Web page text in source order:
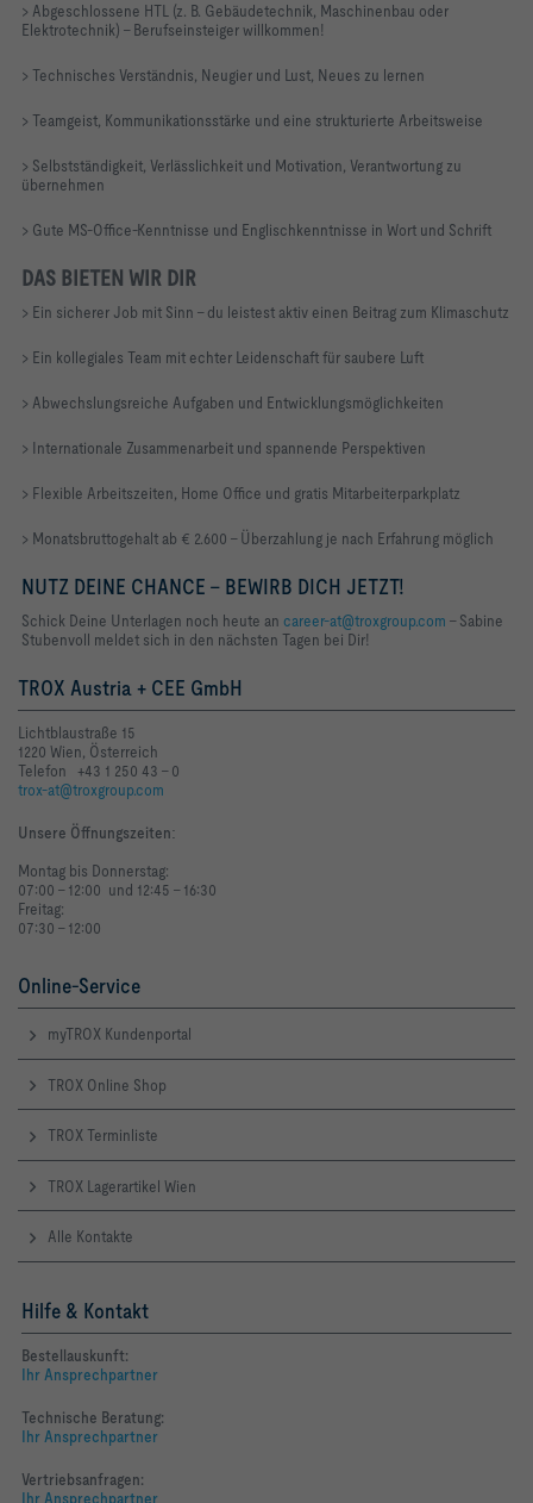
> Abgeschlossene HTL (z. B. Gebäudetechnik, Maschinenbau oder
Elektrotechnik) – Berufseinsteiger willkommen!
> Technisches Verständnis, Neugier und Lust, Neues zu lernen
> Teamgeist, Kommunikationsstärke und eine strukturierte Arbeitsweise
> Selbstständigkeit, Verlässlichkeit und Motivation, Verantwortung zu
übernehmen
> Gute MS-Office-Kenntnisse und Englischkenntnisse in Wort und Schrift
DAS BIETEN WIR DIR
> Ein sicherer Job mit Sinn – du leistest aktiv einen Beitrag zum Klimaschutz
> Ein kollegiales Team mit echter Leidenschaft für saubere Luft
> Abwechslungsreiche Aufgaben und Entwicklungsmöglichkeiten
> Internationale Zusammenarbeit und spannende Perspektiven
> Flexible Arbeitszeiten, Home Office und gratis Mitarbeiterparkplatz
> Monatsbruttogehalt ab € 2.600 – Überzahlung je nach Erfahrung möglich
NUTZ DEINE CHANCE - BEWIRB DICH JETZT!
Schick Deine Unterlagen noch heute an career-at@troxgroup.com – Sabine
Stubenvoll meldet sich in den nächsten Tagen bei Dir!
TROX Austria + CEE GmbH
Lichtblaustraße 15
1220 Wien, Österreich
Telefon +43 1 250 43 - 0
trox-at@troxgroup.com
Unsere Öffnungszeiten:
Montag bis Donnerstag:
07:00 - 12:00 und 12:45 - 16:30
Freitag:
07:30 - 12:00
Online-Service
myTROX Kundenportal
TROX Online Shop
TROX Terminliste
TROX Lagerartikel Wien
Alle Kontakte
Hilfe & Kontakt
Bestellauskunft:
Ihr Ansprechpartner
Technische Beratung:
Ihr Ansprechpartner
Vertriebsanfragen:
Ihr Ansprechpartner